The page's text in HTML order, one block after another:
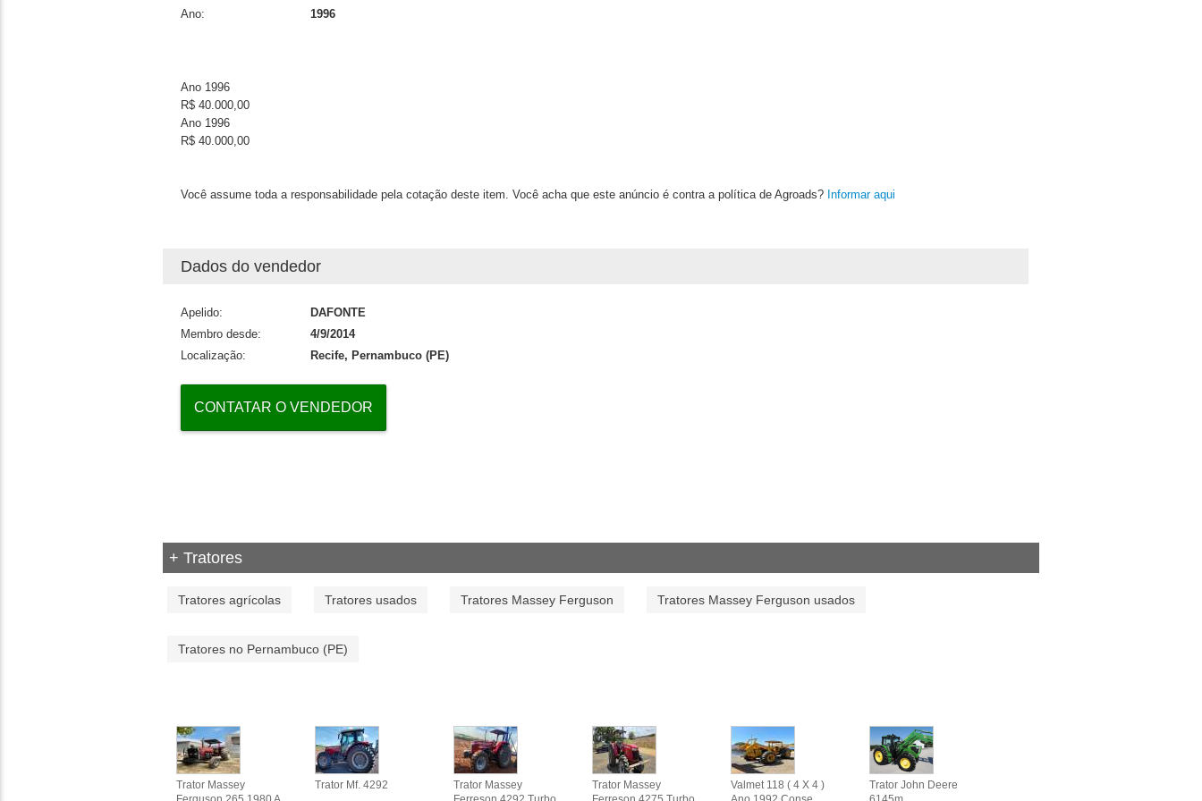
Ano: 1996
Ano 1996
R$ 40.000,00
Ano 1996
R$ 40.000,00
Você assume toda a responsabilidade pela cotação deste item. Você acha que este anúncio é contra a política de Agroads? Informar aqui
Dados do vendedor
Apelido:
DAFONTE
Membro desde:
4/9/2014
Localização:
Recife, Pernambuco (PE)
CONTATAR O VENDEDOR
+ Tratores
Tratores agrícolas Tratores usados Tratores Massey Ferguson Tratores Massey Ferguson usados
Tratores no Pernambuco (PE)
Trator Massey
Trator Mf. 4292
Trator Massey
Trator Massey
Valmet 118 ( 4 X 4 )
Trator John Deere